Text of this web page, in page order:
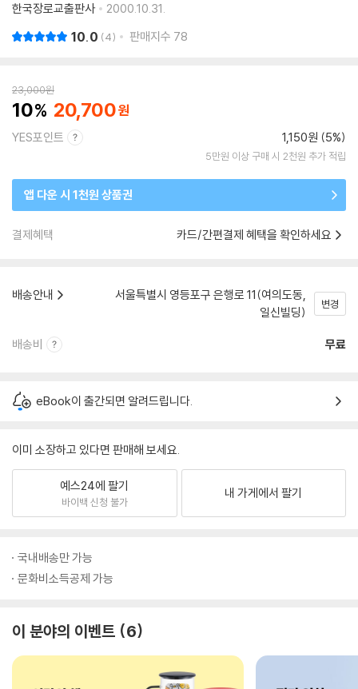
한국장로교출판사
2000.10.31.
10.0 4 판매지수 78
23,000원
10 20,700
YES포인트 1,150원 (5%)
5만원 이상 구매 시 2천원 추가 적립
앱 다운 시 1천원 상품권
결제혜택 카드/간편결제 혜택을 확인하세요
배송안내
서울특별시 영등포구 은행로 11(여의도동,
일신빌딩)
변경
배송비 무료
eBook이 출간되면 알려드립니다.
이미 소장하고 있다면 판매해 보세요.
예스24에 팔기
바이백 신청 불가
내 가게에서 팔기
국내배송만 가능
문화비소득공제 가능
이 분야의 이벤트 6